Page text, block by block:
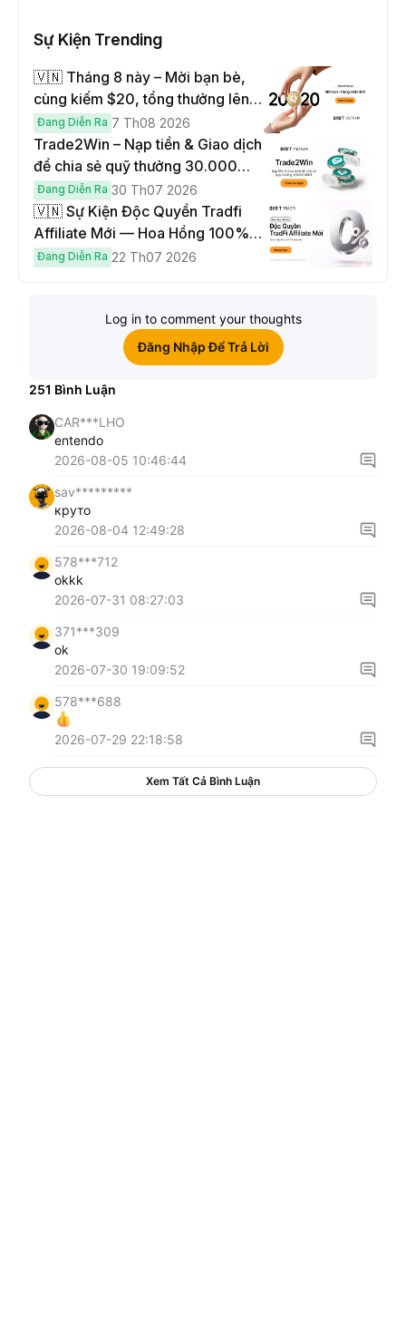
Sự Kiện Trending
🇻🇳 Tháng 8 này – Mời bạn bè,
cùng kiếm $20, tổng thưởng lên
đến $1,000
Đang Diễn Ra 7 Th08 2026
Trade2Win – Nạp tiền & Giao dịch
để chia sẻ quỹ thưởng 30.000
USDT
Đang Diễn Ra 30 Th07 2026
🇻🇳 Sự Kiện Độc Quyền Tradfi
Affiliate Mới — Hoa Hồng 100% &
Hoàn Phí Qua Đêm
Đang Diễn Ra 22 Th07 2026
Log in to comment your thoughts
Đăng Nhập Để Trả Lời
251 Bình Luận
CAR***LHO
entendo
2026-08-05 10:46:44
sav*********
круто
2026-08-04 12:49:28
578***712
okkk
2026-07-31 08:27:03
371***309
ok
2026-07-30 19:09:52
578***688
2026-07-29 22:18:58
Xem Tất Cả Bình Luận